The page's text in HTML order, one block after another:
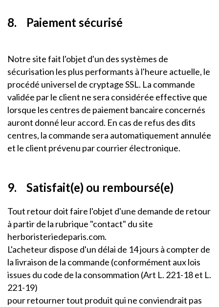
8. Paiement sécurisé
Notre site fait l'objet d'un des systèmes de
sécurisation les plus performants à l'heure actuelle, le
procédé universel de cryptage SSL. La commande
validée par le client ne sera considérée effective que
lorsque les centres de paiement bancaire concernés
auront donné leur accord. En cas de refus des dits
centres, la commande sera automatiquement annulée
et le client prévenu par courrier électronique.
9. Satisfait(e) ou remboursé(e)
Tout retour doit faire l'objet d'une demande de retour
à partir de la rubrique "contact" du site
herboristeriedeparis.com.
L'acheteur dispose d'un délai de 14 jours à compter de
la livraison de la commande (conformément aux lois
issues du code de la consommation (Art L. 221-18 et L.
221-19)
pour retourner tout produit qui ne conviendrait pas